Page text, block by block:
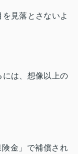
見落とさないよ
には、想像以上の
金」で補償され